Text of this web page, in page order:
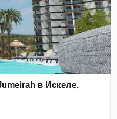
в Искеле,